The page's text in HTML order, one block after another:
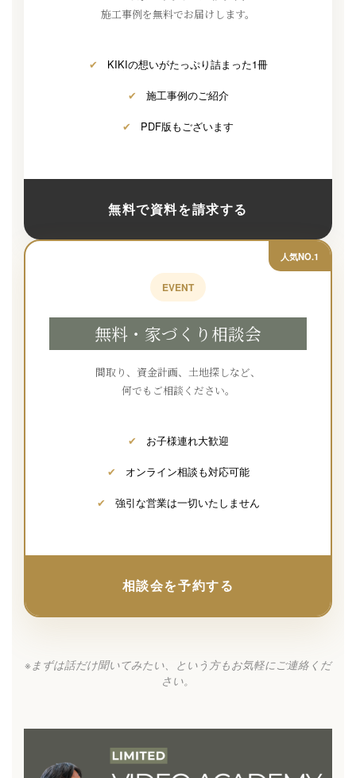
施工事例を無料でお届けします。
✔ KIKIの想いがたっぷり詰まった1冊
✔ 施工事例のご紹介
✔ PDF版もございます
無料で資料を請求する
人気NO.1
EVENT
無料・家づくり相談会
間取り、資金計画、土地探しなど、
何でもご相談ください。
✔ お子様連れ大歓迎
✔ オンライン相談も対応可能
✔ 強引な営業は一切いたしません
相談会を予約する
※まずは話だけ聞いてみたい、という方もお気軽にご連絡くだ
さい。